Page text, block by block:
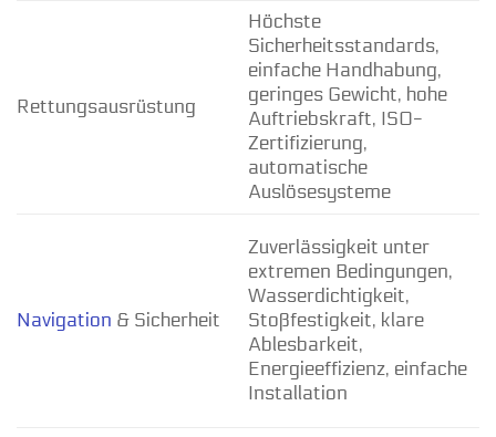
Rettungsausrüstung
Höchste
Sicherheitsstandards,
einfache Handhabung,
geringes Gewicht, hohe
Auftriebskraft, ISO-
Zertifizierung,
automatische
Auslösesysteme
Navigation & Sicherheit
Zuverlässigkeit unter
extremen Bedingungen,
Wasserdichtigkeit,
Stoßfestigkeit, klare
Ablesbarkeit,
Energieeffizienz, einfache
Installation